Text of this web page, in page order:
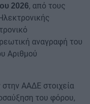
2026, από τους
αναγραφή του
Αριθμού
ΑΑΔΕ στοιχεία
του φόρου,